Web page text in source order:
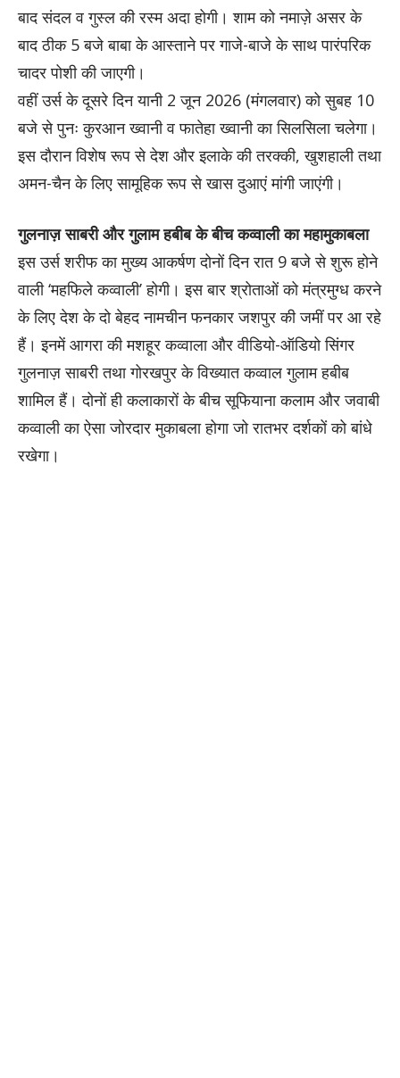
बाद संदल व गुस्ल की रस्म अदा होगी। शाम को नमाज़े असर के
बाद ठीक 5 बजे बाबा के आस्ताने पर गाजे-बाजे के साथ पारंपरिक
चादर पोशी की जाएगी।
वहीं उर्स के दूसरे दिन यानी 2 जून 2026 (मंगलवार) को सुबह 10
बजे से पुनः कुरआन ख्वानी व फातेहा ख्वानी का सिलसिला चलेगा।
इस दौरान विशेष रूप से देश और इलाके की तरक्की, खुशहाली तथा
अमन-चैन के लिए सामूहिक रूप से खास दुआएं मांगी जाएंगी।
गुलनाज़ साबरी और गुलाम हबीब के बीच कव्वाली का महामुकाबला
इस उर्स शरीफ का मुख्य आकर्षण दोनों दिन रात 9 बजे से शुरू होने
वाली ‘महफिले कव्वाली’ होगी। इस बार श्रोताओं को मंत्रमुग्ध करने
के लिए देश के दो बेहद नामचीन फनकार जशपुर की जमीं पर आ रहे
हैं। इनमें आगरा की मशहूर कव्वाला और वीडियो-ऑडियो सिंगर
गुलनाज़ साबरी तथा गोरखपुर के विख्यात कव्वाल गुलाम हबीब
शामिल हैं। दोनों ही कलाकारों के बीच सूफियाना कलाम और जवाबी
कव्वाली का ऐसा जोरदार मुकाबला होगा जो रातभर दर्शकों को बांधे
रखेगा।